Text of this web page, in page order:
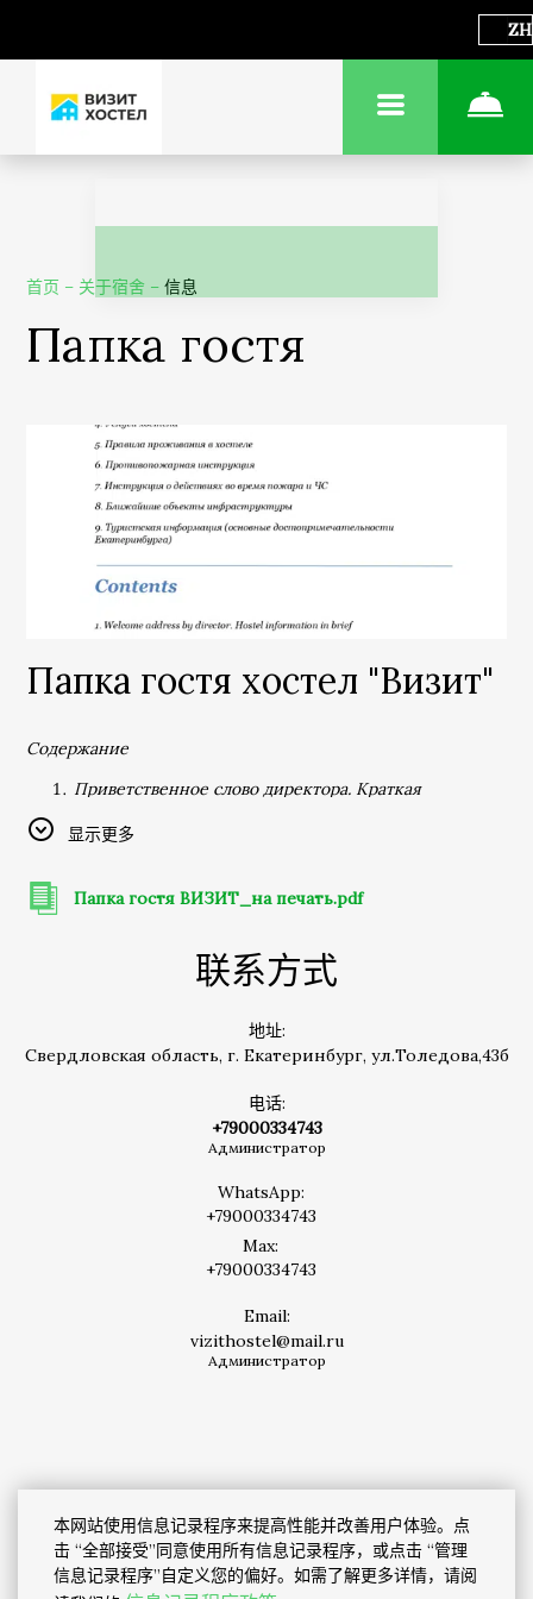
本网站使用信息记录程序来提高性能并改善用户体验。点
击 “全部接受”同意使用所有信息记录程序，或点击 “管理
信息记录程序”自定义您的偏好。如需了解更多详情，请阅
ZH
首页 – 关于宿舍 –信息
Папка гостя
Папка гостя хостел "Визит"
Содержание
Приветственное слово директора. Краткая
Экстренные службы
Правила проживания в хостеле
Инструкция о действиях во время пожара и ЧС
Туристская информация (основные
достопримечательности Екатеринбурга)
Emergency contacts
Emergency procedures
Local services
Local attractions
显示更多
Папка гостя ВИЗИТ_на печать.pdf
联系方式
地址:
Свердловская область, г. Екатеринбург, ул.Толедова,43б
电话:
+79000334743
Администратор
WhatsApp:
+79000334743
Max:
+79000334743
Email:
vizithostel@mail.ru
Администратор